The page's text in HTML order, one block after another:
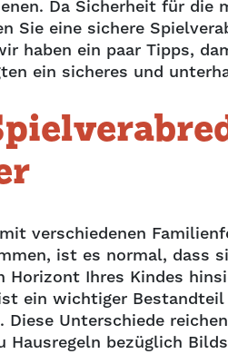
Da Sicherheit für
Sie eine sichere
haben ein paar Tipps,
ein sicheres und
verschiedenen
ist es normal, dass
Horizont Ihres Kindes
ein wichtiger Bestandteil
Diese Unterschiede
bezüglich